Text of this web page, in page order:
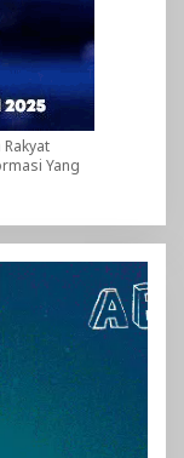
Yang